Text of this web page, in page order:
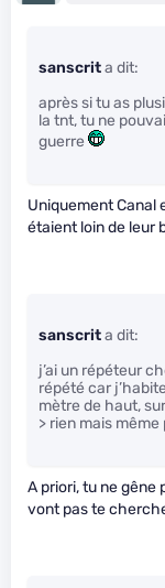
sanscrita dit:
après si tu as
la tnt, tu ne
guerre
Uniquement Canal
étaient loin de leur
sanscrita dit:
j’ai un répéteur
répété car
mètre de haut,
> rien mais
A priori, tu ne gêne
vont pas te